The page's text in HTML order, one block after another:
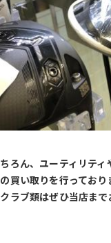
ろん、ユーティリティ
買い取りを行っており
ラブ類はぜひ当店まで